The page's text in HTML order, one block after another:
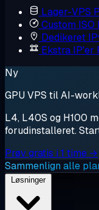
Lager-VPS
Custom ISO
Dedikeret
Ekstra IP'er
Ny
GPU VPS til AI-
L4, L40S og H100
forudinstalleret.
Prøv gratis i 1 time →
Sammenlign alle
Løsninger